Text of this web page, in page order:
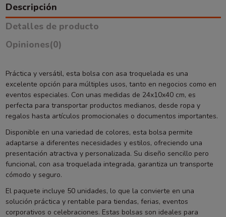
Descripción
Detalles de producto
Opiniones(0)
Práctica y versátil, esta bolsa con asa troquelada es una
excelente opción para múltiples usos, tanto en negocios como en
eventos especiales. Con unas medidas de 24x10x40 cm, es
perfecta para transportar productos medianos, desde ropa y
regalos hasta artículos promocionales o documentos importantes.
Disponible en una variedad de colores, esta bolsa permite
adaptarse a diferentes necesidades y estilos, ofreciendo una
presentación atractiva y personalizada. Su diseño sencillo pero
funcional, con asa troquelada integrada, garantiza un transporte
cómodo y seguro.
El paquete incluye 50 unidades, lo que la convierte en una
solución práctica y rentable para tiendas, ferias, eventos
corporativos o celebraciones. Estas bolsas son ideales para